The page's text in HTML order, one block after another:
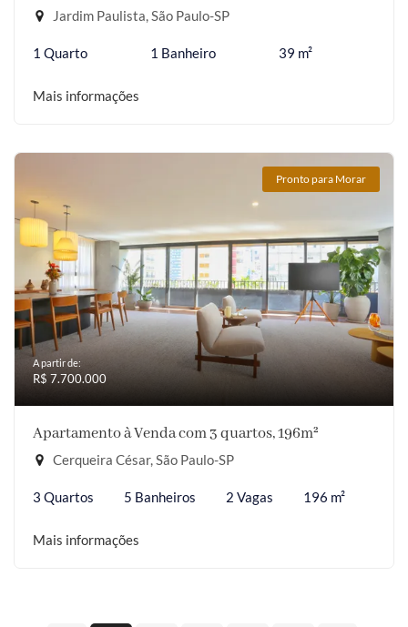
Jardim Paulista, São Paulo-SP
1 Quarto 1 Banheiro 39 m²
Mais informações
Pronto para Morar
A partir de:
R$ 7.700.000
Apartamento à Venda com 3 quartos, 196m²
Cerqueira César, São Paulo-SP
3 Quartos 5 Banheiros 2 Vagas 196 m²
Mais informações